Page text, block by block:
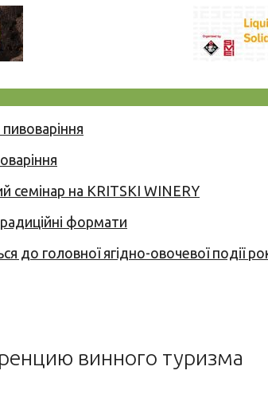
семінар на KRITSKI WINERY
формати
до головної ягідно-овочевої події
винного туризма